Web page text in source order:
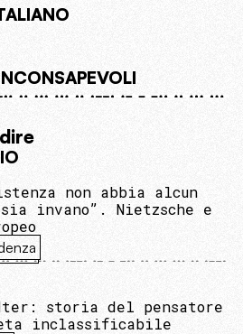
non abbia alcun
invano”. Nietzsche e
storia del pensatore
inclassificabile